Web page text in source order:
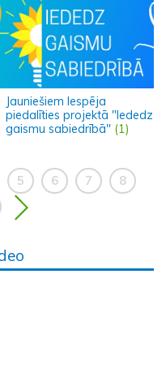
Jauniešiem Iespēja
piedalīties projektā "Iededz
gaismu sabiedrībā" (1)
5 6 7
8